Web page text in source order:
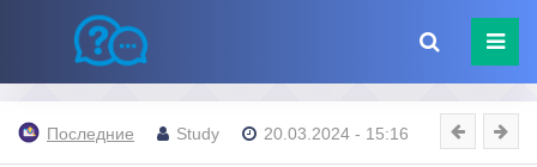
Последние Study 20.03.2024 - 15:16